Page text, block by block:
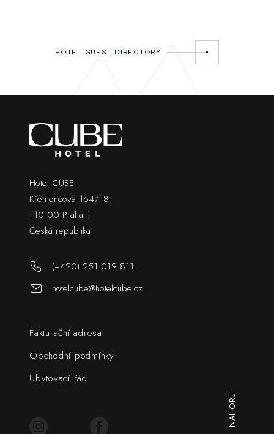
HOTEL GUEST DIRECTORY
Hotel CUBE
Křemencova 164/18
110 00 Praha 1
Česká republika
(+420) 251 019 811
hotelcube@hotelcube.cz
Fakturační adresa
Obchodní podmínky
Ubytovací řád
NAHORU